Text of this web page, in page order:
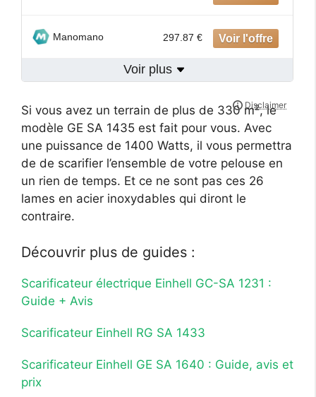
Manomano 297.87 €
Voir plus
Si vous avez un terrain de plus de 330 m², le
modèle GE SA 1435 est fait pour vous. Avec
une puissance de 1400 Watts, il vous permettra
de de scarifier l’ensemble de votre pelouse en
un rien de temps. Et ce ne sont pas ces 26
lames en acier inoxydables qui diront le
contraire.
Découvrir plus de guides :
Scarificateur électrique Einhell GC-SA 1231 :
Guide + Avis
Scarificateur Einhell RG SA 1433
Scarificateur Einhell GE SA 1640 : Guide, avis et
prix